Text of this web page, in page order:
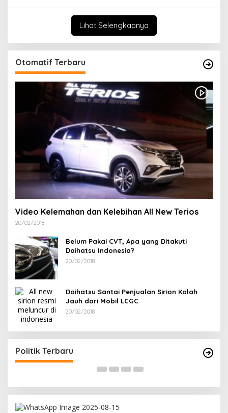
Lihat Selengkapnya
Otomatif Terbaru
Video Kelemahan dan Kelebihan All New Terios
20/02/2018
Belum Pakai CVT, Apa yang Ditakuti
Daihatsu Indonesia?
20/02/2018
Daihatsu Santai Penjualan Sirion Kalah
Jauh dari Mobil LCGC
20/02/2018
Politik Terbaru
PDI Perjuangan Bagikan Takjil
Di Bangka Selatan, Politik